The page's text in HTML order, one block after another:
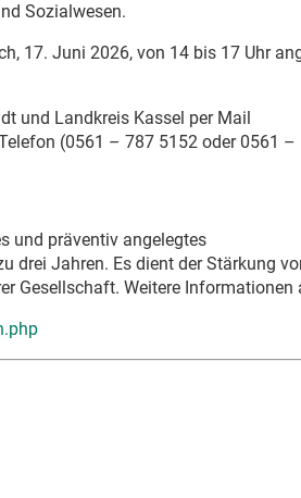
Sozialwesen.
17. Juni 2026, von 14 bis 17 Uhr
und Landkreis Kassel per Mail
(0561 – 787 5152 oder 0561 –
und präventiv angelegtes
drei Jahren. Es dient der Stärkung
Gesellschaft. Weitere Informationen